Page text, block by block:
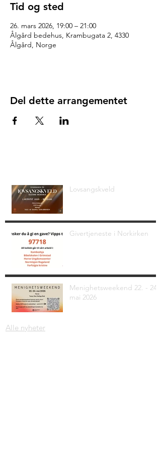
Tid og sted
26. mars 2026, 19:00 – 21:00
Ålgård bedehus, Krambugata 2, 4330
Ålgård, Norge
Del dette arrangementet
Lovsangskveld
Givertjeneste i Norkirken
Menighetsweekend 22. - 24.
mai 2026
Alle nyheter